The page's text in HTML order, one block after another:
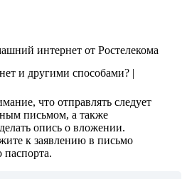
интернет от Ростелекома
и другими способами? |
что отправлять следует
письмом, а также
опись о вложении.
к заявлению в письмо
паспорта.